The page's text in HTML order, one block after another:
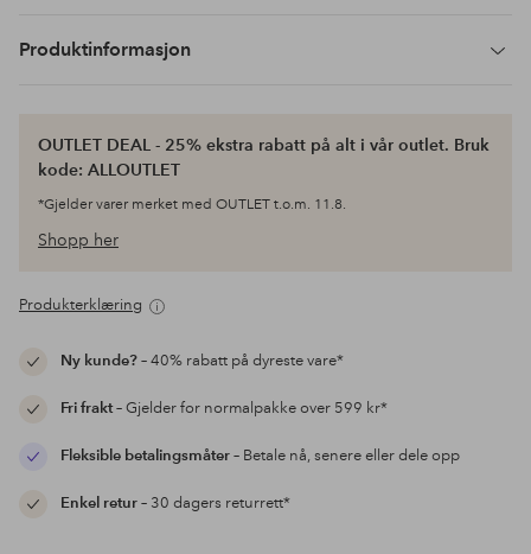
Produktinformasjon
OUTLET DEAL - 25% ekstra rabatt på alt i vår outlet. Bruk
kode: ALLOUTLET
*Gjelder varer merket med OUTLET t.o.m. 11.8.
Shopp her
Produkterklæring
Ny kunde?– 40% rabatt på dyreste vare*
Fri frakt– Gjelder for normalpakke over 599 kr*
Fleksible betalingsmåter– Betale nå, senere eller dele opp
Enkel retur– 30 dagers returrett*